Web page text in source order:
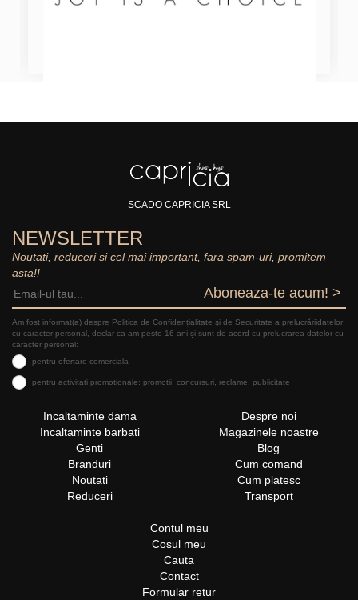
SCADO CAPRICIA SRL
NEWSLETTER
Noutati, reduceri si cel mai important, fara spam-uri, promitem
asta!!
Aboneaza-te acum! >
Am fost informat(a) despre Politica de Confidențialitate şi de Securitate a prelucrăriidatelor
cu caracter personal, declar ca am peste 16 ani și sunt de acord cu prelucrarea datelor cu
caracter personal:
pentru ofertare comerciala
pentru activitati promotionale: promotii, concursuri, reclame, publicitate
Incaltaminte dama
Incaltaminte barbati
Genti
Branduri
Noutati
Reduceri
Despre noi
Magazinele noastre
Blog
Cum comand
Cum platesc
Transport
Contul meu
Cosul meu
Cauta
Contact
Formular retur